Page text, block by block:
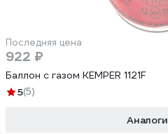
Последняя цена
922 ₽
Баллон с газом KEMPER 1121F
5(5)
Аналоги